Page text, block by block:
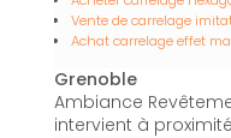
Vente de carrelage
Achat carrelage effet
Grenoble
Ambiance
intervient à